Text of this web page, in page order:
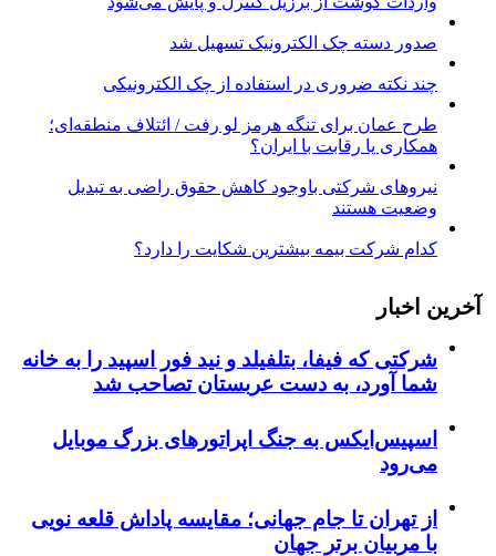
صدور دسته چک الکترونیک تسهیل شد
چند نکته ضروری در استفاده از چک الکترونیکی
طرح عمان برای تنگه هرمز لو رفت / ائتلاف منطقه‌ای؛
همکاری یا رقابت با ایران؟
نیروهای شرکتی باوجود کاهش حقوق راضی به تبدیل
وضعیت هستند
کدام شرکت بیمه بیشترین شکایت را دارد؟
آخرین اخبار
شرکتی که فیفا، بتلفیلد و نید فور اسپید را به خانه
شما آورد، به دست عربستان تصاحب شد
اسپیس‌ایکس به جنگ اپراتورهای بزرگ موبایل
می‌رود
از تهران تا جام جهانی؛ مقایسه پاداش قلعه نویی
با مربیان برتر جهان